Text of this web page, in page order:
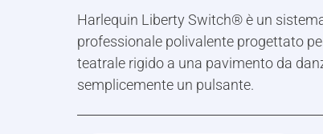
Harlequin Liberty Switch® è un
professionale polivalente progettato
teatrale rigido a una pavimento da
semplicemente un pulsante.